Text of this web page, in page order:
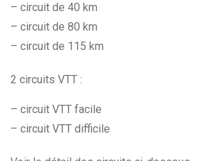
– circuit de 40 km
– circuit de 80 km
– circuit de 115 km
2 circuits VTT :
– circuit VTT facile
– circuit VTT difficile